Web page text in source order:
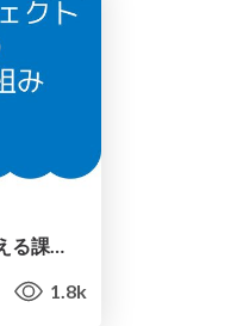
大規模/長期運用プロジェクト が抱える課題への チーム、個人の取り組み
1.8k